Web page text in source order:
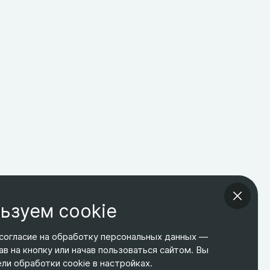
ТЕЛЕФОН
+7 495 266-65-67
ЭЛ. ПОЧТА
shop@relines.ru
АДРЕС
Москва, Гаражная 8
cookie
на обработку персональных данных —
на кнопку или начав пользоваться сайтом. Вы
обработки cookie в настройках.